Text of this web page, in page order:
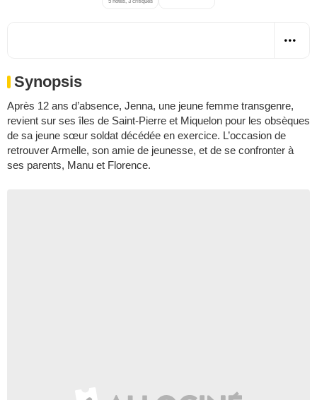
Synopsis
Après 12 ans d’absence, Jenna, une jeune femme transgenre,
revient sur ses îles de Saint-Pierre et Miquelon pour les obsèques
de sa jeune sœur soldat décédée en exercice. L’occasion de
retrouver Armelle, son amie de jeunesse, et de se confronter à
ses parents, Manu et Florence.